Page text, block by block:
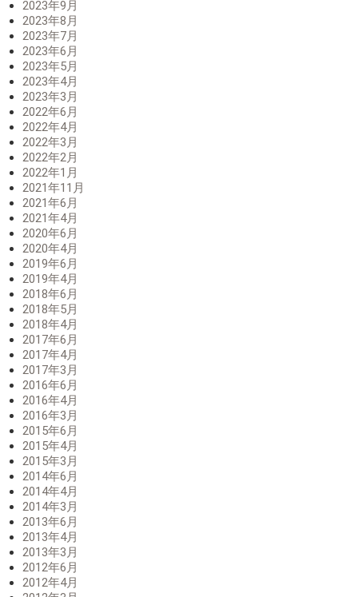
2023年9月
2023年8月
2023年7月
2023年6月
2023年5月
2023年4月
2023年3月
2022年6月
2022年4月
2022年3月
2022年2月
2022年1月
2021年11月
2021年6月
2021年4月
2020年6月
2020年4月
2019年6月
2019年4月
2018年6月
2018年5月
2018年4月
2017年6月
2017年4月
2017年3月
2016年6月
2016年4月
2016年3月
2015年6月
2015年4月
2015年3月
2014年6月
2014年4月
2014年3月
2013年6月
2013年4月
2013年3月
2012年6月
2012年4月